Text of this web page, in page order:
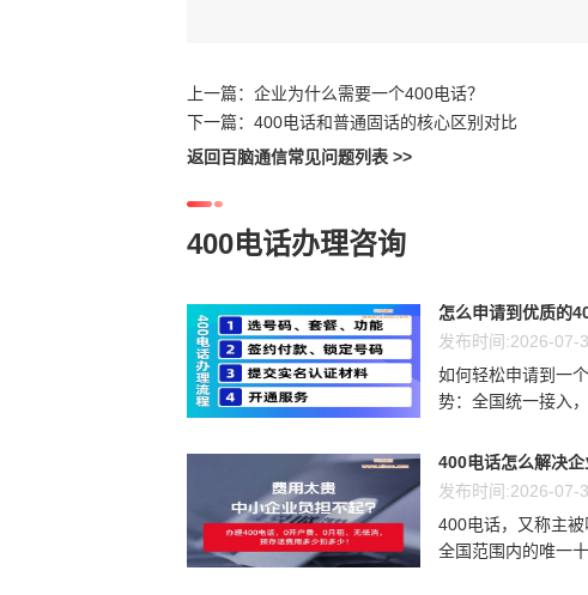
上一篇： 企业为什么需要一个400电话？
下一篇： 400电话和普通固话的核心区别对比
返回百脑通信常见问题列表 >>
400电话办理咨询
怎么申请到优质的
发布时间:2026-07-
如何轻松申请到一
势：全国统一接入
400电话怎么解决
发布时间:2026-07-
400电话，又称主
全国范围内的唯一